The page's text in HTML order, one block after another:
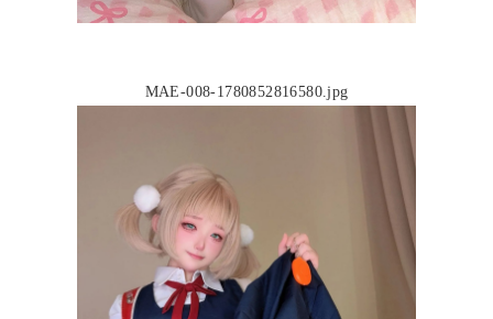
MAE-008-1780852816580.jpg